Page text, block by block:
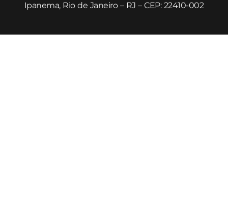
Ipanema, Rio de Janeiro – RJ – CEP: 22410-002